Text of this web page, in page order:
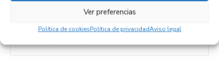
Ver preferencias
Política de cookiesPolítica de privacidadAviso legal
MANGUETA DELANTERA
Recambios RENAULT
Referencia ID: 145607
Referencia OEM: F309
52,95€ (IVA no incluído)